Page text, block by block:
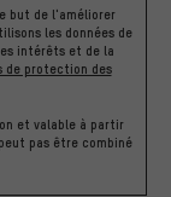
but de l'améliorer
les données de
intérêts et de la
de protection des
et valable à partir
pas être combiné